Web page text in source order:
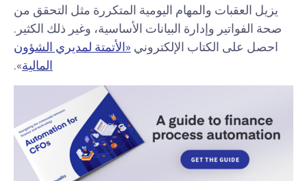
يزيل العقبات والمهام اليومية المتكررة مثل التحقق من
صحة الفواتير وإدارة البيانات الأساسية، وغير ذلك الكثير.
احصل على الكتاب الإلكتروني «الأتمتة لمديري الشؤون
المالية».